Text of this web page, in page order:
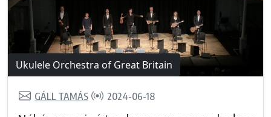
Ukulele Orchestra of Great Britain
GÁLL TAMÁS 2024-06-18